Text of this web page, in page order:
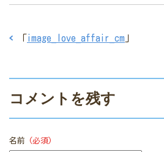
「image_love_affair_cm 」
コメントを残す
名前 (必須)